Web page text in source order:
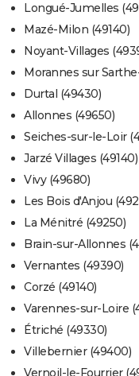
Longué-Jumelles
Mazé-Milon (49140)
Noyant-Villages
Morannes sur
Durtal (49430)
Allonnes (49650)
Seiches-sur-le-Loir
Jarzé Villages (49140)
Vivy (49680)
Les Bois d'Anjou
La Ménitré (49250)
Brain-sur-Allonnes
Vernantes (49390)
Corzé (49140)
Varennes-sur-Loire
Étriché (49330)
Villebernier (49400)
Vernoil-le-Fourrier